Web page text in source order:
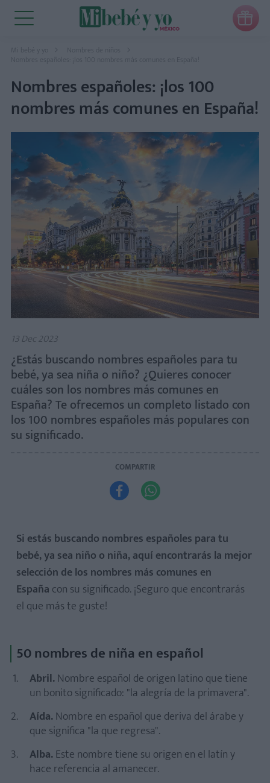

Mi bebé y yo
Nombres españoles: ¡los 100 nombres más comunes en España!
Nombres españoles: ¡los 100
nombres más comunes en España!
13 Dec 2023
¿Estás buscando nombres españoles para tu
bebé, ya sea niña o niño? ¿Quieres conocer
cuáles son los nombres más comunes en
España? Te ofrecemos un completo listado con
los 100 nombres españoles más populares con
su significado.
COMPARTIR
 
Si estás buscando nombres españoles para tu
bebé, ya sea niño o niña, aquí encontrarás la mejor
selección de los nombres más comunes en
España con su significado. ¡Seguro que encontrarás
el que más te guste!
50 nombres de niña en español
Abril.Nombre español de origen latino que tiene
un bonito significado: "la alegría de la primavera".
Aída.Nombre en español que deriva del árabe y
que significa "la que regresa".
Alba.Este nombre tiene su origen en el latín y
hace referencia al amanecer.